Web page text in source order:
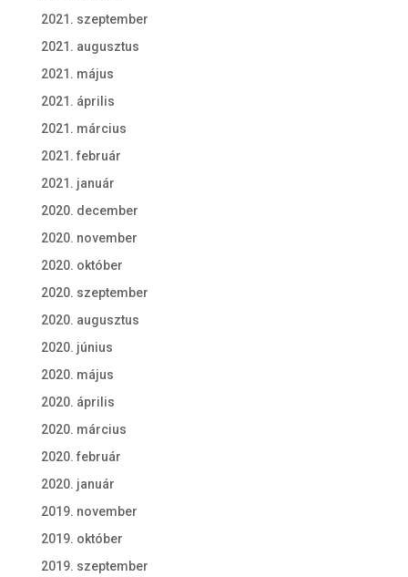
2021. szeptember
2021. augusztus
2021. május
2021. április
2021. március
2021. február
2021. január
2020. december
2020. november
2020. október
2020. szeptember
2020. augusztus
2020. június
2020. május
2020. április
2020. március
2020. február
2020. január
2019. november
2019. október
2019. szeptember